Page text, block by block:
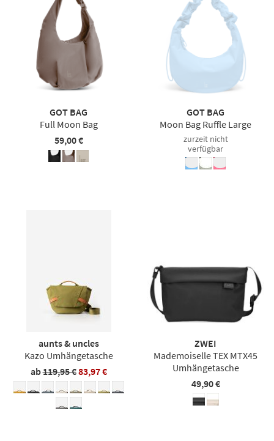
GOT BAG
Full Moon Bag
59,00 €
GOT BAG
Moon Bag Ruffle Large
zurzeit nicht
verfügbar
aunts & uncles
Kazo Umhängetasche
ab119,95 €83,97 €
ZWEI
Mademoiselle TEX MTX45
Umhängetasche
49,90 €